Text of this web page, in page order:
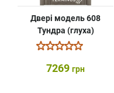
Двері модель 608
Тундра (глуха)
7269 грн